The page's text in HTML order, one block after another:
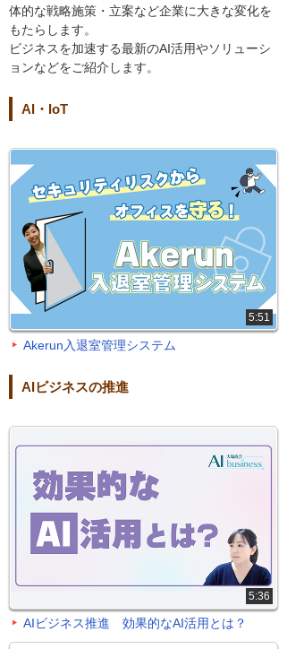
体的な戦略施策・立案など企業に大きな変化を
もたらします。
ビジネスを加速する最新のAI活用やソリューシ
ョンなどをご紹介します。
AI・IoT
5:51
Akerun入退室管理システム
AIビジネスの推進
5:36
AIビジネス推進 効果的なAI活用とは？